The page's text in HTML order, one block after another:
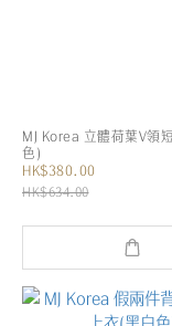
MJ Korea 立體荷葉V領
色)
HK$380.00
HK$634.00